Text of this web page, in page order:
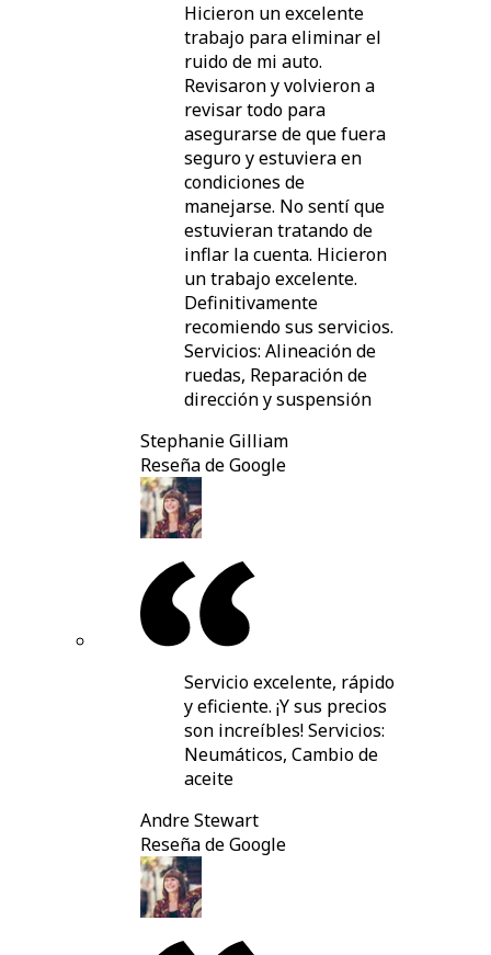
Hicieron un excelente
trabajo para eliminar el
ruido de mi auto.
Revisaron y volvieron a
revisar todo para
asegurarse de que fuera
seguro y estuviera en
condiciones de
manejarse. No sentí que
estuvieran tratando de
inflar la cuenta. Hicieron
un trabajo excelente.
Definitivamente
recomiendo sus servicios.
Servicios: Alineación de
ruedas, Reparación de
dirección y suspensión
Stephanie Gilliam
Reseña de Google
Servicio excelente, rápido
y eficiente. ¡Y sus precios
son increíbles! Servicios:
Neumáticos, Cambio de
aceite
Andre Stewart
Reseña de Google